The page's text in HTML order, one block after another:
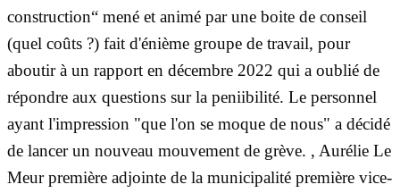
construction“ mené et animé par une boite de conseil
(quel coûts ?) fait d'énième groupe de travail, pour
aboutir à un rapport en décembre 2022 qui a oublié de
répondre aux questions sur la peniibilité. Le personnel
ayant l'impression "que l'on se moque de nous" a décidé
de lancer un nouveau mouvement de grève. , Aurélie Le
Meur première adjointe de la municipalité première vice-